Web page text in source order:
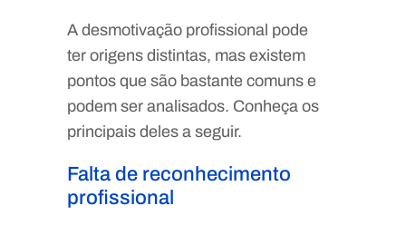
A desmotivação profissional pode
ter origens distintas, mas existem
pontos que são bastante comuns e
podem ser analisados. Conheça os
principais deles a seguir.
Falta de reconhecimento
profissional